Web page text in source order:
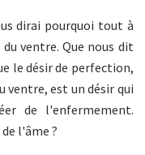
dirai pourquoi tout à
ventre. Que nous dit
le désir de perfection,
ventre, est un désir qui
de l'enfermement.
l'âme ?